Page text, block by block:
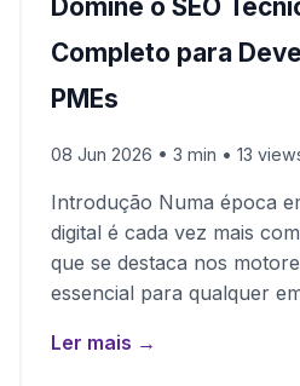
Domine o SEO
Completo para
PMEs
08 Jun 2026 • 3 min • 13
Introdução Numa época
digital é cada vez mais
que se destaca nos
essencial para qualquer
Ler mais →